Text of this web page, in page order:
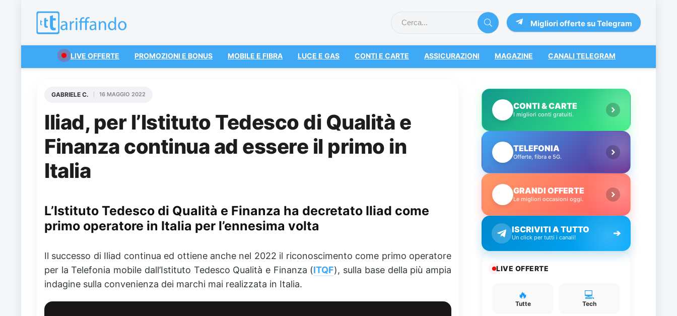
Migliori offerte su Telegram
LIVE OFFERTE PROMOZIONI E BONUS MOBILE E FIBRA LUCE E GAS CONTI E CARTE ASSICURAZIONI MAGAZINE CANALI TELEGRAM
Iliad, per l’Istituto Tedesco di Qualità e
Finanza continua ad essere il primo in
Italia
GABRIELE C. 16 MAGGIO 2022
L’Istituto Tedesco di Qualità e Finanza ha decretato Iliad come
primo operatore in Italia per l’ennesima volta
Il successo di Iliad continua ed ottiene anche nel 2022 il riconoscimento come primo operatore
per la Telefonia mobile dall’Istituto Tedesco Qualità e Finanza (ITQF), sulla base della più ampia
indagine sulla convenienza dei marchi mai realizzata in Italia.
CONTI & CARTE
I migliori conti gratuiti.
TELEFONIA
Offerte, fibra e 5G.
GRANDI OFFERTE
Le migliori occasioni oggi.
ISCRIVITI A TUTTO
Un click per tutti i canali! ➔
LIVE OFFERTE
🔥
Tutte
💻
Tech